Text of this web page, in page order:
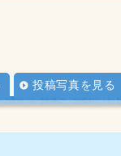
投稿写真を見る